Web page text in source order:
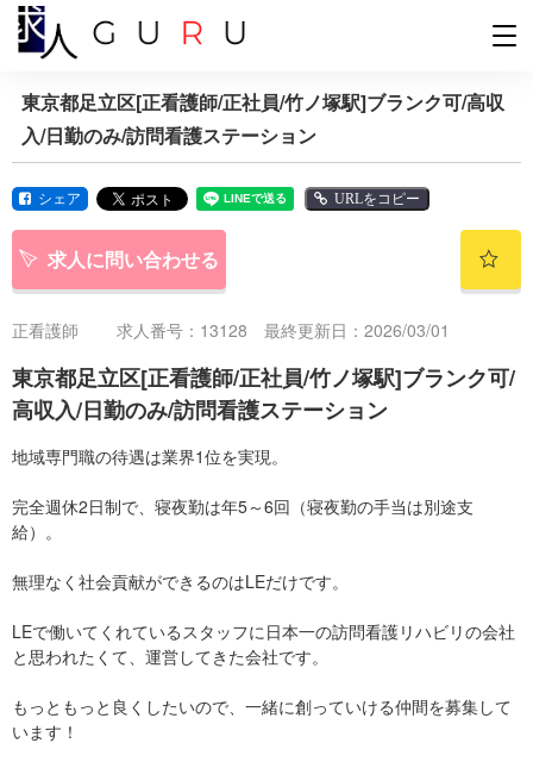
東京都足立区[正看護師/正社員/竹ノ塚駅]ブランク可/高収
入/日勤のみ/訪問看護ステーション
シェア URLをコピー
求人に問い合わせる
正看護師 求人番号：13128 最終更新日：2026/03/01
東京都足立区[正看護師/正社員/竹ノ塚駅]ブランク可/
高収入/日勤のみ/訪問看護ステーション
地域専門職の待遇は業界1位を実現。
完全週休2日制で、寝夜勤は年5～6回（寝夜勤の手当は別途支
給）。
無理なく社会貢献ができるのはLEだけです。
LEで働いてくれているスタッフに日本一の訪問看護リハビリの会社
と思われたくて、運営してきた会社です。
もっともっと良くしたいので、一緒に創っていける仲間を募集して
います！